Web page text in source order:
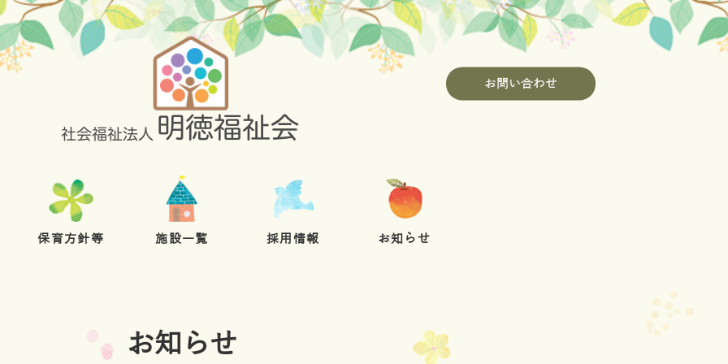
お問い合わせ
保育方針等 施設一覧 採用情報 お知らせ
お知らせ